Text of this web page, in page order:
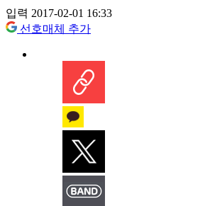
입력 2017-02-01 16:33
선호매체 추가